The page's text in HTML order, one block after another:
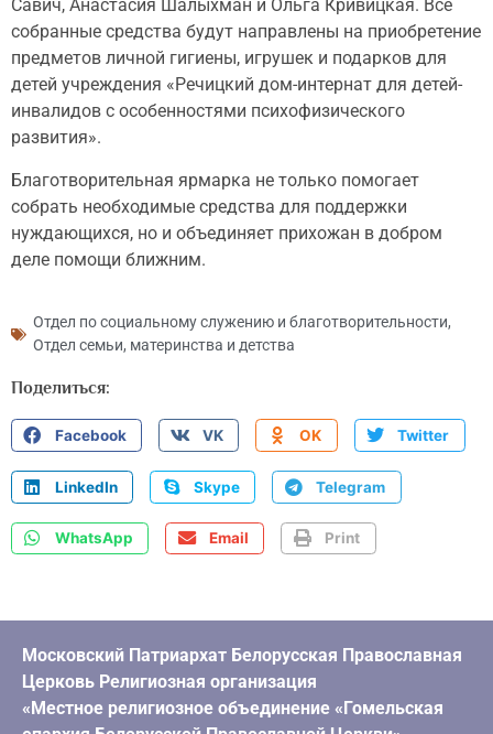
Савич, Анастасия Шалыхман и Ольга Кривицкая. Все
собранные средства будут направлены на приобретение
предметов личной гигиены, игрушек и подарков для
детей учреждения «Речицкий дом-интернат для детей-
инвалидов с особенностями психофизического
развития».
Благотворительная ярмарка не только помогает
собрать необходимые средства для поддержки
нуждающихся, но и объединяет прихожан в добром
деле помощи ближним.
Отдел по социальному служению и благотворительности,
Отдел семьи, материнства и детства
Поделиться:
Facebook VK OK Twitter
LinkedIn Skype Telegram
WhatsApp Email Print
Московский Патриархат Белорусская Православная
Церковь Религиозная организация
«Местное религиозное объединение «Гомельская